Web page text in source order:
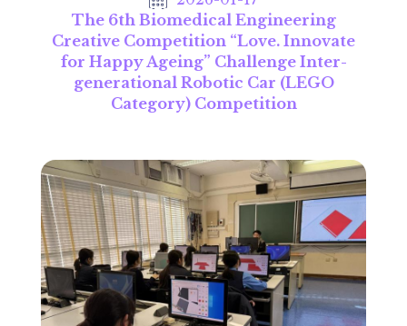
The 6th Biomedical Engineering
Creative Competition “Love. Innovate
for Happy Ageing” Challenge Inter-
generational Robotic Car (LEGO
Category) Competition